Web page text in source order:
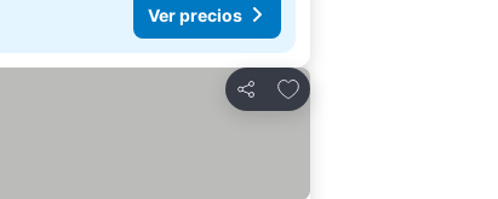
Ver precios
Compartir
Agregar a favoritos